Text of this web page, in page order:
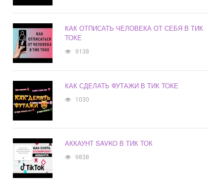
КАК ОТПИСАТЬ ЧЕЛОВЕКА ОТ СЕБЯ В ТИК
ТОКЕ
9138
КАК СДЕЛАТЬ ФУТАЖИ В ТИК ТОКЕ
1030
АККАУНТ SAVKO В ТИК ТОК
9838